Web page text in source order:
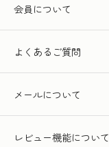
会員について
よくあるご質問
メールについて
レビュー機能について